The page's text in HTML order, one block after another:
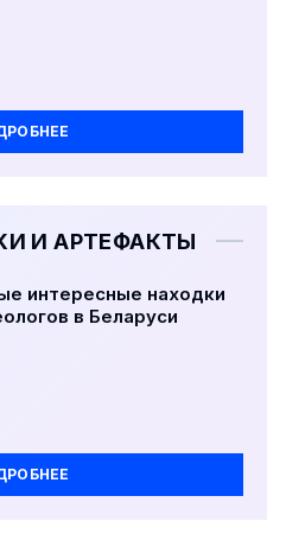
И АРТЕФАКТЫ
интересные находки
в Беларуси